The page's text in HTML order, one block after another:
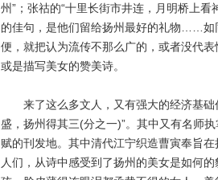
州”；张祜的“十里长街市井连，月明桥上
的佳句，是他们留给扬州最好的礼物……如
便，就把认为流传不那么广的，或者没代
或是描写美女的赞美诗。
来了这么多文人，又有强大的经济基础
盛，扬州得其三(分之一)”。其中又有名师
赋的刊发地。其中清代江宁织造曹寅奉旨
人们，从诗中感受到了扬州的美女是如何